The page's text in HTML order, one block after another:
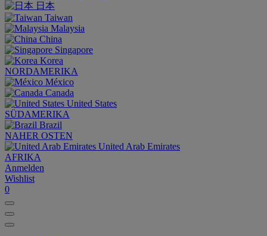
日本
Taiwan
Malaysia
China
Singapore
Korea
NORDAMERIKA
México
Canada
United States
SÜDAMERIKA
Brazil
NAHER OSTEN
United Arab Emirates
AFRIKA
Anmelden
Wishlist
0